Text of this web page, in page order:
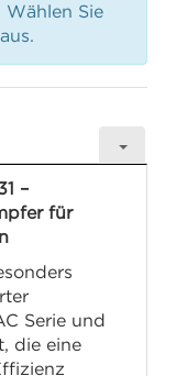
Wählen Sie
–
für
Serie und
die eine